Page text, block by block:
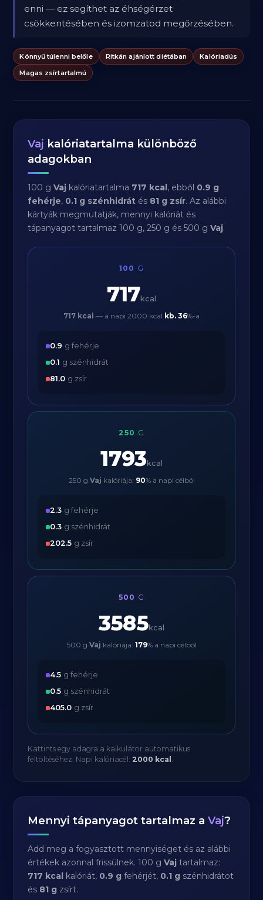
enni — ez segíthet az éhségérzet
csökkentésében és izomzatod megőrzésében.
Könnyű túlenni belőle Ritkán ajánlott diétában
Kalóriadús
Magas zsírtartalmú
Vaj kalóriatartalma különböző
adagokban
100 gVaj kalóriatartalma 717 kcal, ebből 0.9 g
fehérje, 0.1 g szénhidrát és 81 g zsír. Az alábbi
kártyák megmutatják, mennyi kalóriát és
tápanyagot tartalmaz 100 g, 250 g és 500 gVaj.
100 G
717kcal
717 kcal — a napi 2000 kcal kb. 36%-a
0.9 g fehérje
0.1 g szénhidrát
81.0 g zsír
250 G
1793 kcal
250 g Vaj kalóriája: 90% a napi célból
2.3 g fehérje
0.3 g szénhidrát
202.5 g zsír
500 G
3585kcal
500 g Vaj kalóriája: 179% a napi célból
4.5 g fehérje
0.5 g szénhidrát
405.0 g zsír
Kattints egy adagra a kalkulátor automatikus
feltöltéséhez. Napi kalóriacél:2000 kcal .
Mennyi tápanyagot tartalmaz aVaj?
Add meg a fogyasztott mennyiséget és az alábbi
értékek azonnal frissülnek. 100 gVaj tartalmaz:
717 kcal kalóriát, 0.9 g fehérjét, 0.1 g szénhidrátot
és 81 g zsírt.